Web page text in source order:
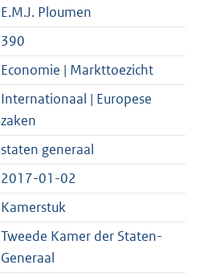
E.M.J. Ploumen
390
Economie | Markttoezicht
Internationaal | Europese
zaken
staten generaal
2017-01-02
Kamerstuk
Tweede Kamer der Staten-
Generaal